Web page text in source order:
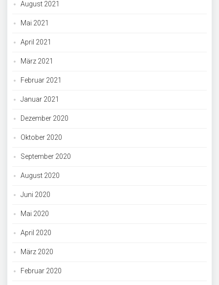
August 2021
Mai 2021
April 2021
März 2021
Februar 2021
Januar 2021
Dezember 2020
Oktober 2020
September 2020
August 2020
Juni 2020
Mai 2020
April 2020
März 2020
Februar 2020